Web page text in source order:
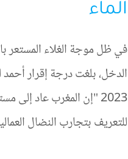
الماء
في ظل موجة الغلاء المستعر
للتعريف بتجارب النضال